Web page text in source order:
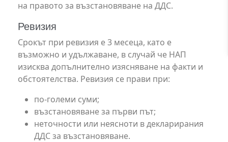
на правото за възстановяване на ДДС.
Ревизия
Срокът при ревизия е 3 месеца, като е
възможно и удължаване, в случай че НАП
изисква допълнително изясняване на факти и
обстоятелства. Ревизия се прави при:
по-големи суми;
възстановяване за първи път;
неточности или неясноти в декларирания
ДДС за възстановяване.